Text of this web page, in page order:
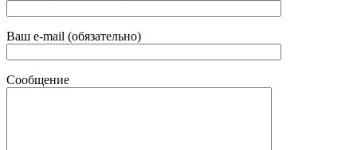
Ваш e-mail (обязательно)
Сообщение